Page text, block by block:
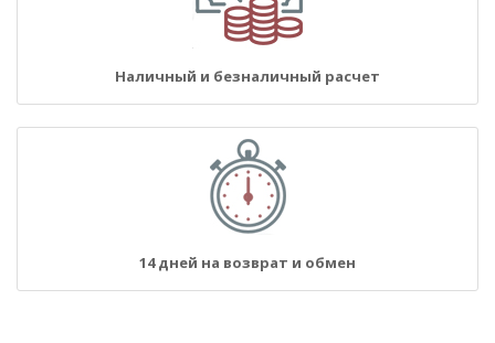
Наличный и безналичный расчет
14 дней на возврат и обмен